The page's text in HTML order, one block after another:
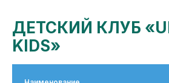
ДЕТСКИЙ КЛУБ
KIDS»